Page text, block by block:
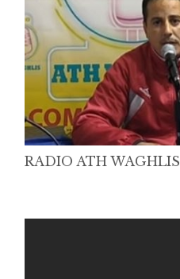
RADIO ATH WAGHLIS